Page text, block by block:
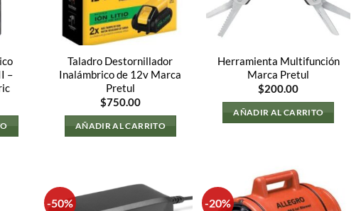
–
Taladro Destornillador
Inalámbrico de 12v Marca
Pretul
$750.00
AÑADIR AL CARRITO
Herramienta Multifunción
Marca Pretul
$200.00
AÑADIR AL CARRITO
-50% -20%